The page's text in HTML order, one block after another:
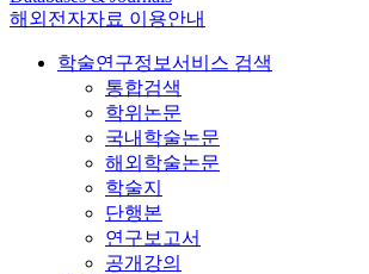
해외전자자료 이용안내
학술연구정보서비스 검색
통합검색
학위논문
국내학술논문
해외학술논문
학술지
단행본
연구보고서
공개강의